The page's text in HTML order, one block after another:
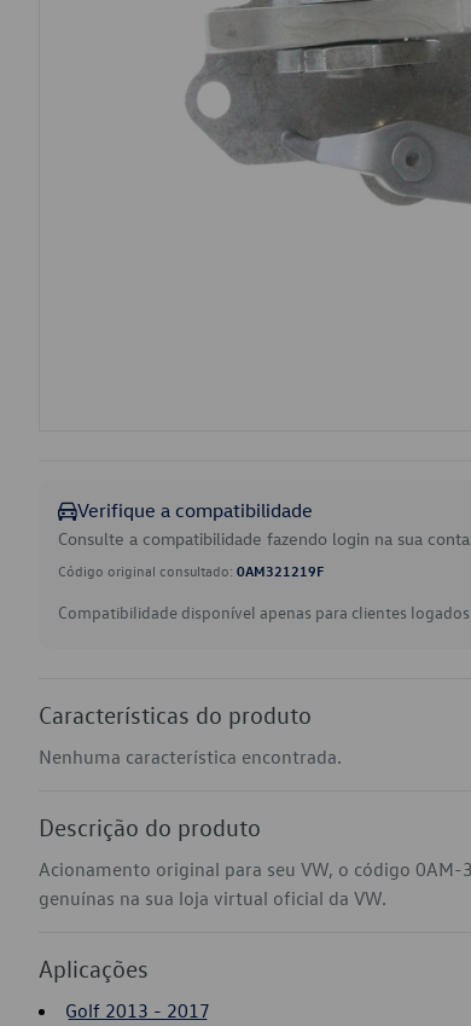
Verifique a compatibilidade
Consulte a compatibilidade fazendo login na sua
Código original consultado: 0AM321219F
Compatibilidade disponível apenas para clientes
Características do produto
Nenhuma característica encontrada.
Descrição do produto
Acionamento original para seu VW, o código 0AM-
genuínas na sua loja virtual oficial da VW.
Aplicações
Golf 2013 - 2017